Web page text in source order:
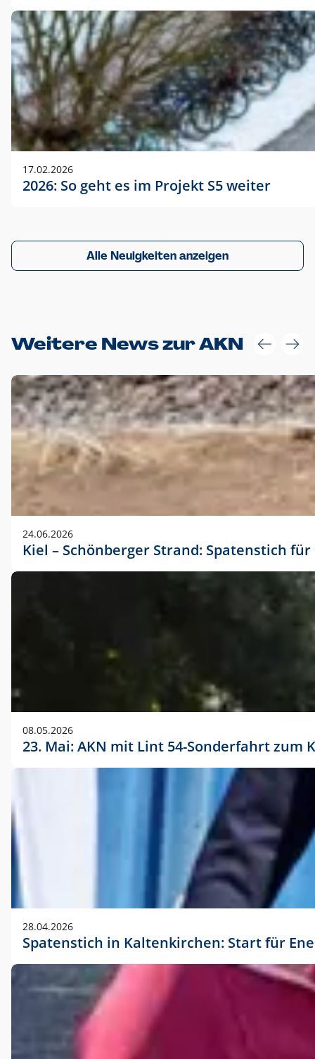
17.02.2026
2026: So geht es im Projekt S5 weiter
Alle Neuigkeiten anzeigen
Weitere News zur AKN
24.06.2026
Kiel – Schönberger Strand: Spatenstich
08.05.2026
23. Mai: AKN mit Lint 54-Sonderfahrt
28.04.2026
Spatenstich in Kaltenkirchen: Start für